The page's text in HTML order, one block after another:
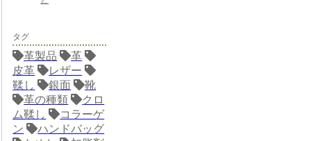
タグ
革製品
革
皮革
レザー
鞣し
銀面
靴
革の種類
クロ
ム鞣し
コラーゲ
ン
ハンドバッグ